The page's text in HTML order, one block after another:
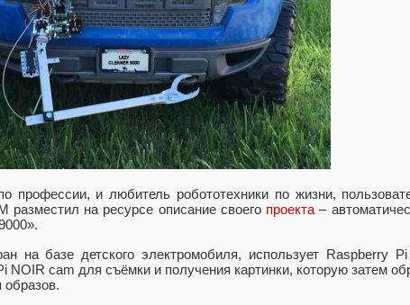
профессии, и любитель робототехники по жизни,
разместил на ресурсе описание своего проекта–
на базе детского электромобиля, использует Raspberry
NOIR cam для съёмки и получения картинки, которую затем
образов.